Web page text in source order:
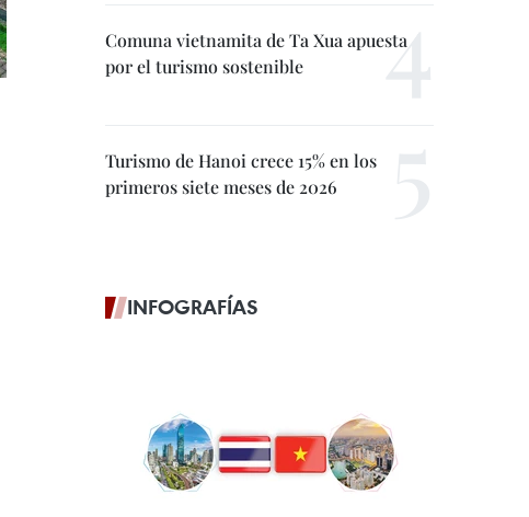
Comuna vietnamita de Ta Xua apuesta
por el turismo sostenible
Turismo de Hanoi crece 15% en los
primeros siete meses de 2026
INFOGRAFÍAS